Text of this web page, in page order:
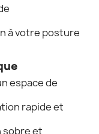
à votre posture
espace de
rapide et
sobre et